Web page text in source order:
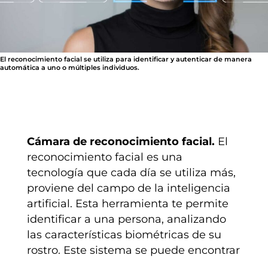
El reconocimiento facial se utiliza para identificar y autenticar de manera
automática a uno o múltiples individuos.
Cámara de reconocimiento facial. El
reconocimiento facial es una
tecnología que cada día se utiliza más,
proviene del campo de la inteligencia
artificial. Esta herramienta te permite
identificar a una persona, analizando
las características biométricas de su
rostro. Este sistema se puede encontrar